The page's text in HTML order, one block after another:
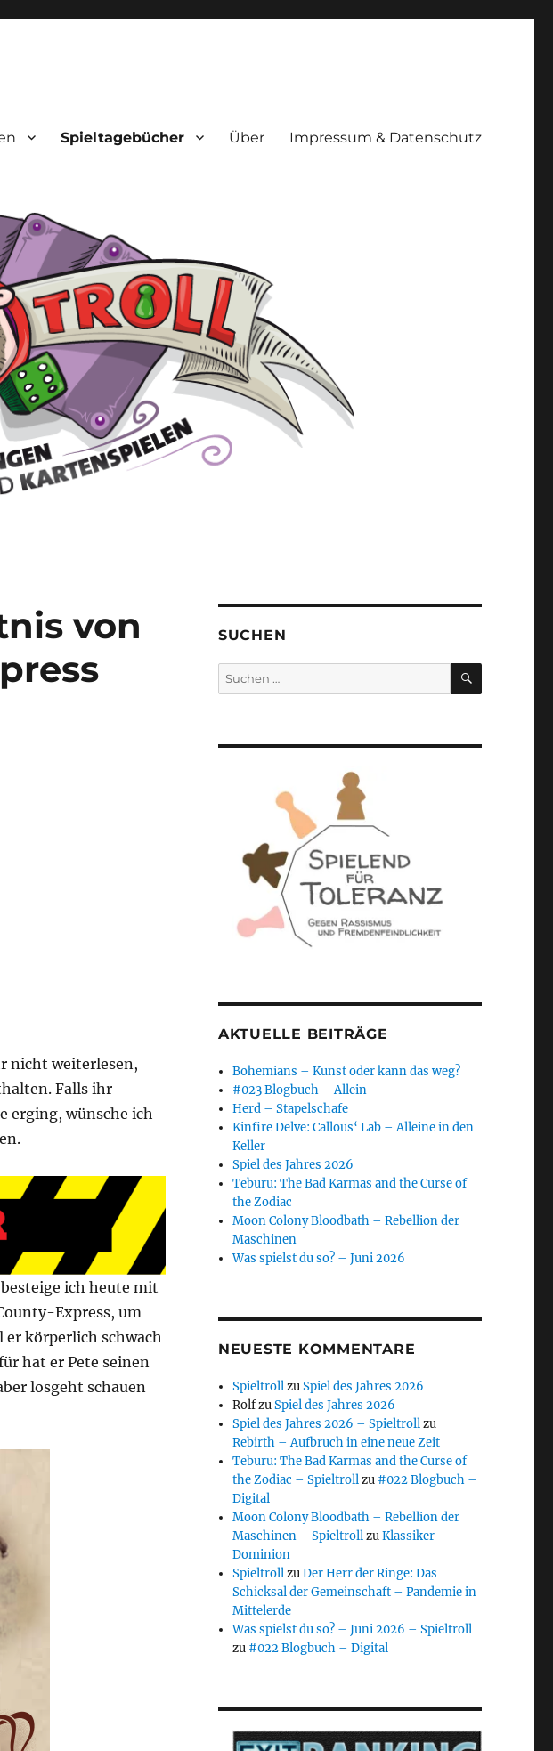
Spieltagebücher Über Impressum & Datenschutz
von
nicht weiterlesen,
Falls ihr
erging, wünsche ich
ich heute mit
Express, um
er körperlich schwach
hat er Pete seinen
losgeht schauen
SUCHEN
Suchen
nach:
SUCHEN
AKTUELLE BEITRÄGE
Bohemians – Kunst oder kann das weg?
#023 Blogbuch – Allein
Herd – Stapelschafe
Kinfire Delve: Callous‘ Lab – Alleine in den
Keller
Spiel des Jahres 2026
Teburu: The Bad Karmas and the Curse of
the Zodiac
Moon Colony Bloodbath – Rebellion der
Maschinen
Was spielst du so? – Juni 2026
NEUESTE KOMMENTARE
SpieltrollzuSpiel des Jahres 2026
RolfzuSpiel des Jahres 2026
Spiel des Jahres 2026 – Spieltrollzu
Rebirth – Aufbruch in eine neue Zeit
Teburu: The Bad Karmas and the Curse of
the Zodiac – Spieltrollzu #022 Blogbuch –
Digital
Moon Colony Bloodbath – Rebellion der
Maschinen – SpieltrollzuKlassiker –
Dominion
SpieltrollzuDer Herr der Ringe: Das
Schicksal der Gemeinschaft – Pandemie in
Mittelerde
Was spielst du so? – Juni 2026 – Spieltroll
zu #022 Blogbuch – Digital